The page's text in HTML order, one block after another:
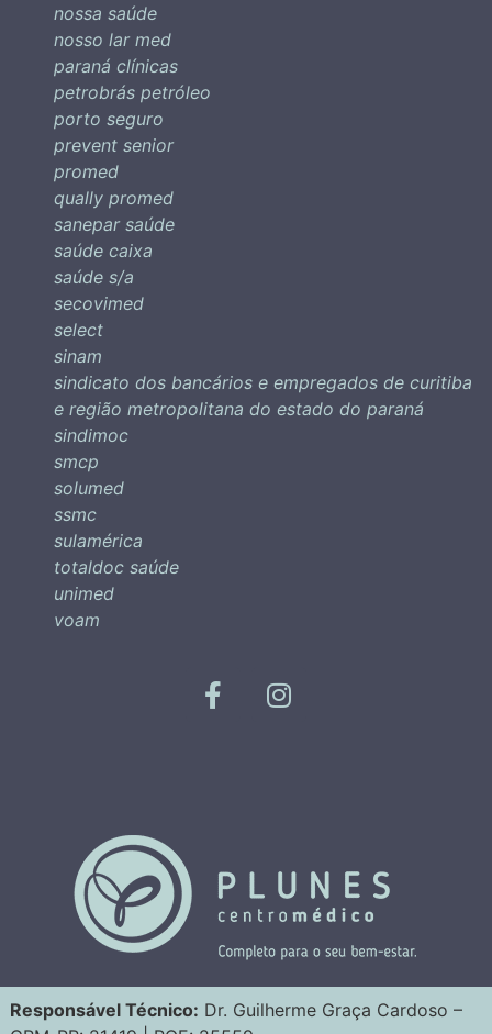
nossa saúde
nosso lar med
paraná clínicas
petrobrás petróleo
porto seguro
prevent senior
promed
qually promed
sanepar saúde
saúde caixa
saúde s/a
secovimed
select
sinam
sindicato dos bancários e empregados de curitiba
e região metropolitana do estado do paraná
sindimoc
smcp
solumed
ssmc
sulamérica
totaldoc saúde
unimed
voam
Responsável Técnico: Dr. Guilherme Graça Cardoso –